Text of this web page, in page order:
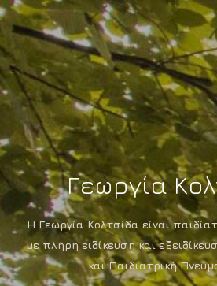
Γεωργία
Η Γεωργία Κολτσίδα είναι
με πλήρη ειδίκευση και
και Παιδιατρική